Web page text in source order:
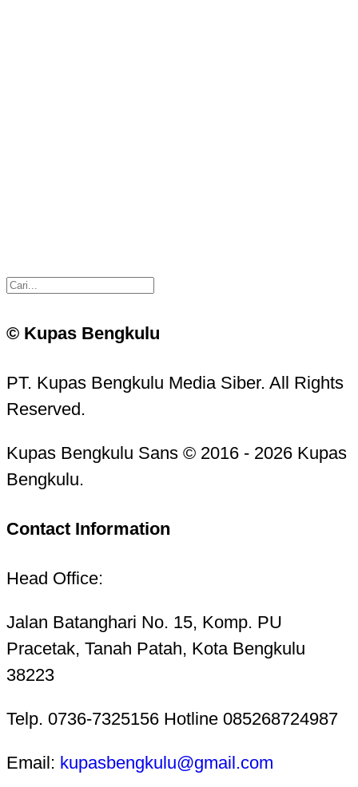
© Kupas Bengkulu
PT. Kupas Bengkulu Media Siber. All Rights
Reserved.
Kupas Bengkulu Sans © 2016 - 2026 Kupas
Bengkulu.
Contact Information
Head Office:
Jalan Batanghari No. 15, Komp. PU
Pracetak, Tanah Patah, Kota Bengkulu
38223
Telp. 0736-7325156 Hotline 085268724987
Email: kupasbengkulu@gmail.com